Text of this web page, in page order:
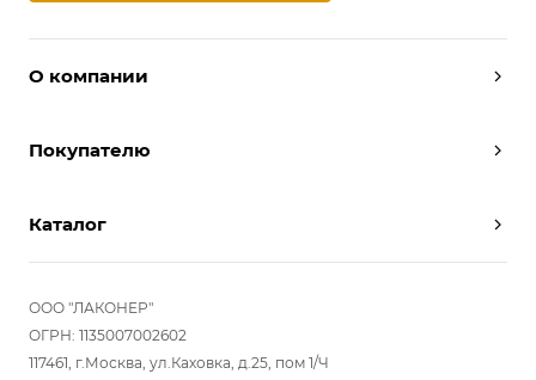
О компании
Условия работы
Отзывы
Вопрос-ответ
Покупателю
Вызвать дизайнера
Реализованные проекты
Комплектуем шкаф-купе
Каталог
Шкафы
Прихожие
Гостиные
Гардеробные
ООО "ЛАКОНЕР"
ОГРН: 1135007002602
117461, г.Москва, ул.Каховка, д.25, пом 1/Ч